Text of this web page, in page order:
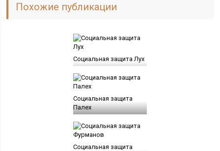
Похожие публикации
Социальная защита Лух
Социальная защита
Палех
Социальная защита